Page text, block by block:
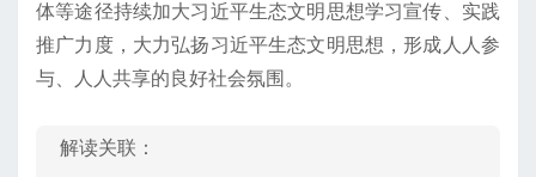
体等途径持续加大习近平生态文明思想学习宣传、实践
推广力度，大力弘扬习近平生态文明思想，形成人人参
与、人人共享的良好社会氛围。
解读关联：